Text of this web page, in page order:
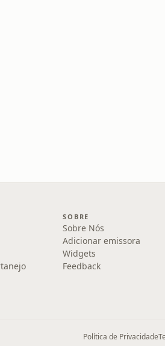
SOBRE
Sobre Nós
Adicionar emissora
Widgets
Feedback
Política de Privacidade